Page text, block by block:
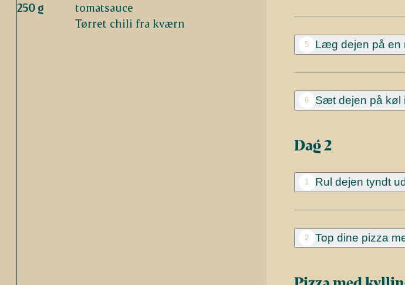
250 g
tomatsauce
Tørret chili fra kværn
5 Læg dejen på en
6 Sæt dejen på køl
Dag 2
1 Rul dejen tyndt
2 Top dine pizza